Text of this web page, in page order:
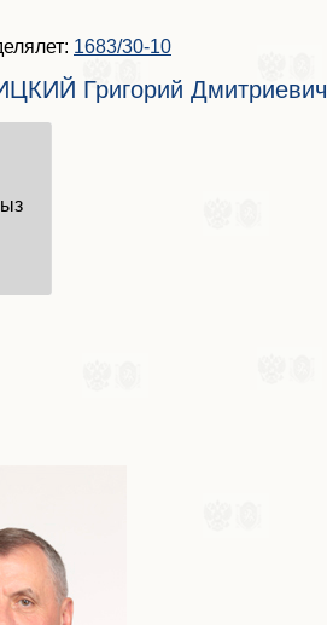
1683/30-10
Григорий Дмитриевич